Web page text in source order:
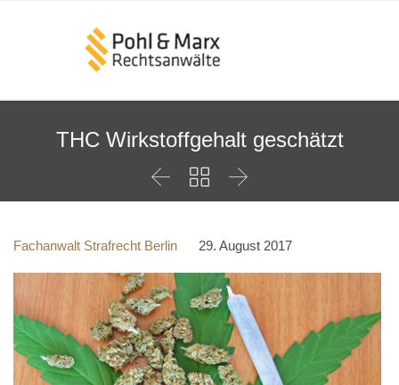
THC Wirkstoffgehalt geschätzt
  
Fachanwalt Strafrecht Berlin 29. August 2017